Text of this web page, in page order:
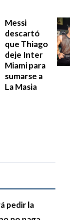
Messi
descartó
que Thiago
deje Inter
Miami para
sumarse a
La Masia
pedir la